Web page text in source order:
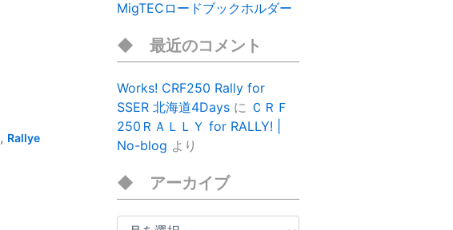
, Rallye
MigTECロードブックホルダー
最近のコメント
Works! CRF250 Rally for
SSER 北海道4Days に ＣＲＦ
250ＲＡＬＬＹ for RALLY! |
No-blog より
アーカイブ
ア